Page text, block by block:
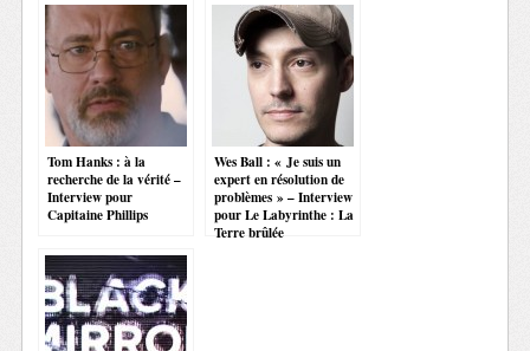
Tom Hanks : à la
recherche de la vérité –
Interview pour
Capitaine Phillips
Wes Ball : « Je suis un
expert en résolution de
problèmes » – Interview
pour Le Labyrinthe : La
Terre brûlée